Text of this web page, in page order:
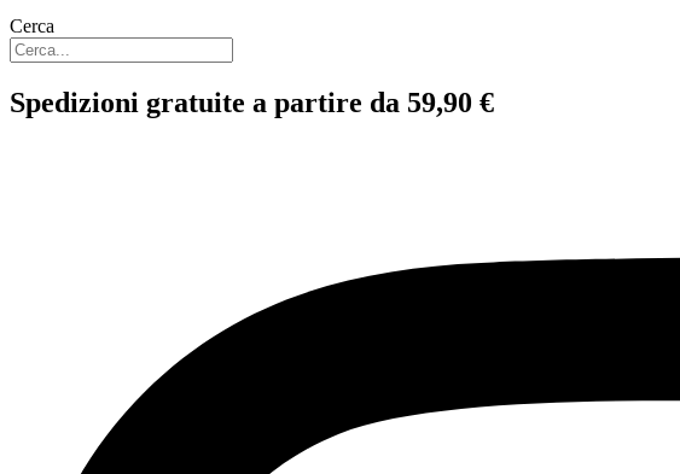
Cerca
Spedizioni gratuite a partire da 59,90 €